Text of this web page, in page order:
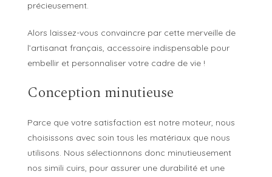
précieusement.
Alors laissez-vous convaincre par cette merveille de
l’artisanat français, accessoire indispensable pour
embellir et personnaliser votre cadre de vie !
Conception minutieuse
Parce que votre satisfaction est notre moteur, nous
choisissons avec soin tous les matériaux que nous
utilisons. Nous sélectionnons donc minutieusement
nos simili cuirs, pour assurer une durabilité et une